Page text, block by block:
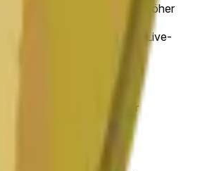
ob der Preis von Dogecoin höher
liegt bei 100% für
wenn Händler auf Live-
das stündlich-Fenster